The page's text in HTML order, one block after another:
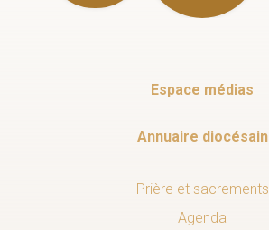
Espace médias
Annuaire diocésain
Prière et sacrements
Agenda